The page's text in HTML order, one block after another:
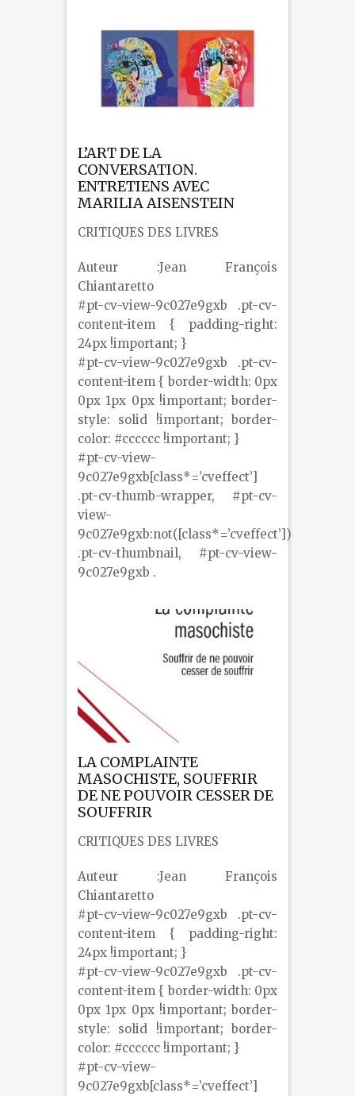
L’ART DE LA
CONVERSATION.
ENTRETIENS AVEC
MARILIA AISENSTEIN
CRITIQUES DES LIVRES
Auteur :Jean François
Chiantaretto
#pt-cv-view-9c027e9gxb .pt-cv-
content-item { padding-right:
24px !important; }
#pt-cv-view-9c027e9gxb .pt-cv-
content-item { border-width: 0px
0px 1px 0px !important; border-
style: solid !important; border-
color: #cccccc !important; }
#pt-cv-view-
9c027e9gxb[class*=’cveffect’]
.pt-cv-thumb-wrapper, #pt-cv-
view-
9c027e9gxb:not([class*=’cveffect’])
.pt-cv-thumbnail, #pt-cv-view-
9c027e9gxb .
LA COMPLAINTE
MASOCHISTE, SOUFFRIR
DE NE POUVOIR CESSER DE
SOUFFRIR
CRITIQUES DES LIVRES
Auteur :Jean François
Chiantaretto
#pt-cv-view-9c027e9gxb .pt-cv-
content-item { padding-right:
24px !important; }
#pt-cv-view-9c027e9gxb .pt-cv-
content-item { border-width: 0px
0px 1px 0px !important; border-
style: solid !important; border-
color: #cccccc !important; }
#pt-cv-view-
9c027e9gxb[class*=’cveffect’]